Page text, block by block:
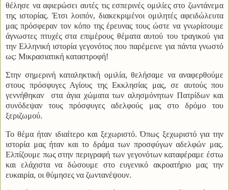
θέλησε να αφιερώσει αυτές τις εσπερινές ομιλίες στο ζωντάνεμα
της ιστορίας. Έτσι λοιπόν, διακεκριμένοι ομιλητές αφειδώλευτα
μας πρόσφεραν τον κόπο της έρευνας τους ώστε να γνωρίσουμε
άγνωστες πτυχές στα επιμέρους θέματα αυτού του τραγικού για
την Ελληνική ιστορία γεγονότος που παρέμεινε για πάντα γνωστό
ως: Μικρασιατική καταστροφή!
Στην σημερινή καταληκτική ομιλία, θελήσαμε να αναφερθούμε
στους πρόσφυγες Αγίους της Εκκλησίας μας, σε αυτούς που
γεννήθηκαν
στα άγια χώματα των αλησμόνητων Πατρίδων και
συνόδεψαν τους πρόσφυγες αδελφούς μας στο δρόμο του
ξεριζωμού.
Το θέμα ήταν ιδιαίτερο και ξεχωριστό. Όπως ξεχωριστό για την
ιστορία μας ήταν και το δράμα των προσφύγων αδελφών μας.
Ελπίζουμε πως στην περιγραφή των γεγονότων καταφέραμε έστω
και ελάχιστα να δώσουμε στο ευγενικό ακροατήριο μας την
ευκαιρία, οι θύμησες να ζωντανέψουν.